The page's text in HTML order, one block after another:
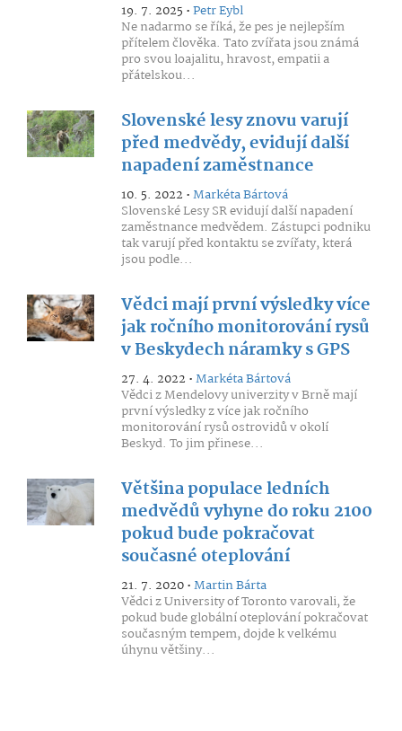
19. 7. 2025 •Petr Eybl
Ne nadarmo se říká, že pes je nejlepším
přítelem člověka. Tato zvířata jsou známá
pro svou loajalitu, hravost, empatii a
přátelskou...
Slovenské lesy znovu varují
před medvědy, evidují další
napadení zaměstnance
10. 5. 2022 •Markéta Bártová
Slovenské Lesy SR evidují další napadení
zaměstnance medvědem. Zástupci podniku
tak varují před kontaktu se zvířaty, která
jsou podle...
Vědci mají první výsledky více
jak ročního monitorování rysů
v Beskydech náramky s GPS
27. 4. 2022 •Markéta Bártová
Vědci z Mendelovy univerzity v Brně mají
první výsledky z více jak ročního
monitorování rysů ostrovidů v okolí
Beskyd. To jim přinese...
Většina populace ledních
medvědů vyhyne do roku 2100
pokud bude pokračovat
současné oteplování
21. 7. 2020 •Martin Bárta
Vědci z University of Toronto varovali, že
pokud bude globální oteplování pokračovat
současným tempem, dojde k velkému
úhynu většiny...